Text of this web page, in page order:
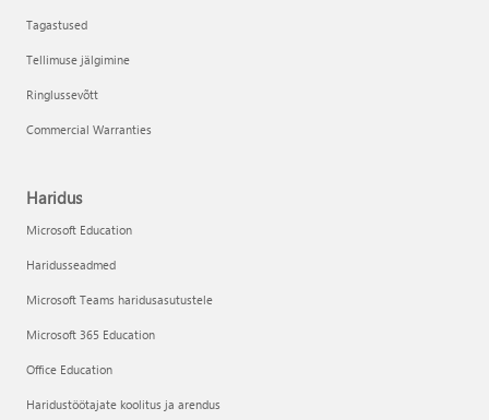
Tagastused
Tellimuse jälgimine
Ringlussevõtt
Commercial Warranties
Haridus
Microsoft Education
Haridusseadmed
Microsoft Teams haridusasutustele
Microsoft 365 Education
Office Education
Haridustöötajate koolitus ja arendus